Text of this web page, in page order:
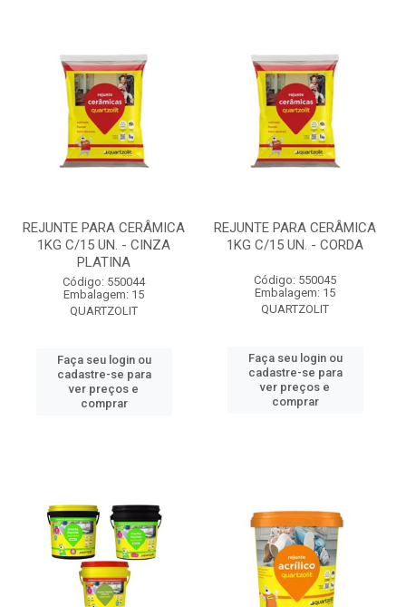
REJUNTE PARA CERÂMICA
1KG C/15 UN. - CINZA
PLATINA
Código: 550044
Embalagem: 15
QUARTZOLIT
Faça seu login ou
cadastre-se para
ver preços e
comprar
REJUNTE PARA CERÂMICA
1KG C/15 UN. - CORDA
Código: 550045
Embalagem: 15
QUARTZOLIT
Faça seu login ou
cadastre-se para
ver preços e
comprar